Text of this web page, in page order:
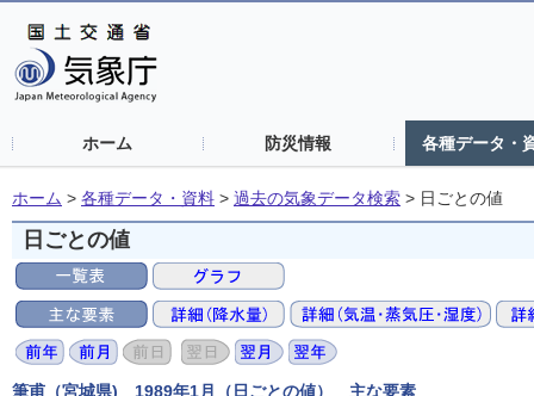
ホーム 防災情報 各種データ・
ホーム > 各種データ・資料 > 過去の気象データ検索 > 日ごとの値
日ごとの値
筆甫（宮城県) 1989年1月（日ごとの値） 主な要素